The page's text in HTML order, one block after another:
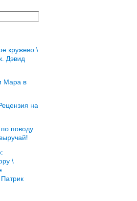
кружево \
Дэвид
Мара в
на
поводу
\